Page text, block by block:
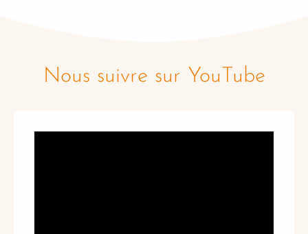
Nous suivre sur YouTube